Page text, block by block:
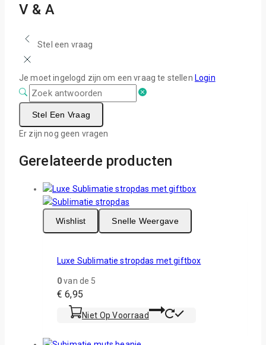
V & A
Stel een vraag
Je moet ingelogd zijn om een vraag te stellen Login
Stel Een Vraag
Er zijn nog geen vragen
Gerelateerde producten
Wishlist Snelle Weergave
Luxe Sublimatie stropdas met giftbox
0van de 5
€ 6,95
Niet Op Voorraad